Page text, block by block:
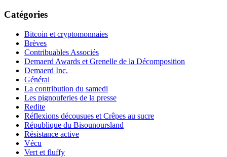
Catégories
Bitcoin et cryptomonnaies
Brèves
Contribuables Associés
Demaerd Awards et Grenelle de la Décomposition
Demaerd Inc.
Général
La contribution du samedi
Les pignouferies de la presse
Redite
Réflexions décousues et Crêpes au sucre
République du Bisounoursland
Résistance active
Vécu
Vert et fluffy